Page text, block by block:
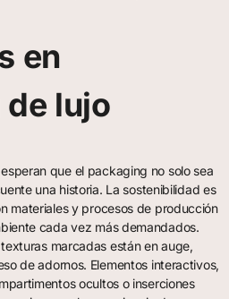
en
lujo
que el packaging no solo sea
una historia. La sostenibilidad es
materiales y procesos de producción
cada vez más demandados.
marcadas están en auge,
de adornos. Elementos interactivos,
ocultos o inserciones